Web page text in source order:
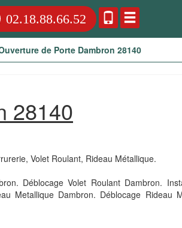
02.18.88.66.52
de Porte Dambron 28140
28140
Volet Roulant, Rideau Métallique.
Déblocage Volet Roulant Dambron.
Metallique Dambron. Déblocage Rideau